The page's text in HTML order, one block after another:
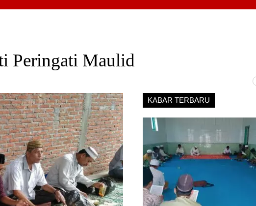
Peringati Maulid
KABAR TERBARU